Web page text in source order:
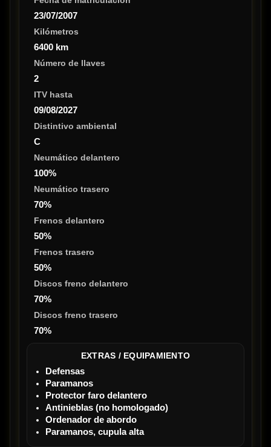
23/07/2007
Kilómetros
6400 km
Número de llaves
2
ITV hasta
09/08/2027
Distintivo ambiental
C
Neumático delantero
100%
Neumático trasero
70%
Frenos delantero
50%
Frenos trasero
50%
Discos freno delantero
70%
Discos freno trasero
70%
EXTRAS / EQUIPAMIENTO
Defensas
Paramanos
Protector faro delantero
Antinieblas (no homologado)
Ordenador de abordo
Paramanos, cupula alta